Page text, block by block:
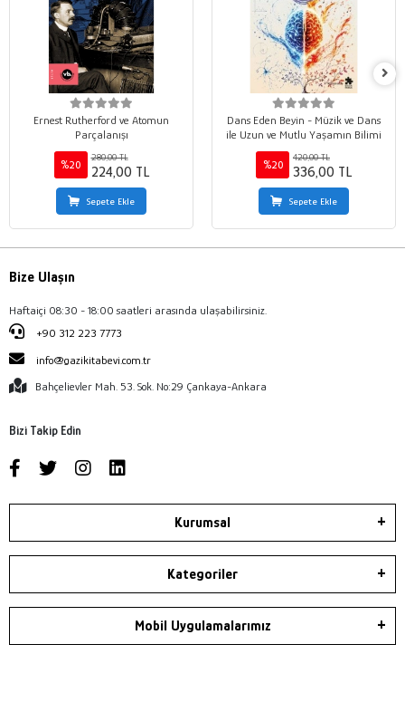
Ernest Rutherford ve Atomun
Parçalanışı
%20
280,00 TL
224,00 TL
Sepete Ekle
Dans Eden Beyin - Müzik ve Dans
ile Uzun ve Mutlu Yaşamın Bilimi
%20
420,00 TL
336,00 TL
Sepete Ekle
Bize Ulaşın
Haftaiçi 08:30 - 18:00 saatleri arasında ulaşabilirsiniz.
+90 312 223 7773
info@gazikitabevi.com.tr
Bahçelievler Mah. 53. Sok. No:29 Çankaya-Ankara
Bizi Takip Edin
Kurumsal
Kategoriler
Mobil Uygulamalarımız